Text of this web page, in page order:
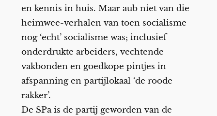
en kennis in huis. Maar aub niet van die
heimwee-verhalen van toen socialisme
nog ‘echt’ socialisme was; inclusief
onderdrukte arbeiders, vechtende
vakbonden en goedkope pintjes in
afspanning en partijlokaal ‘de roode
rakker’.
De SPa is de partij geworden van de